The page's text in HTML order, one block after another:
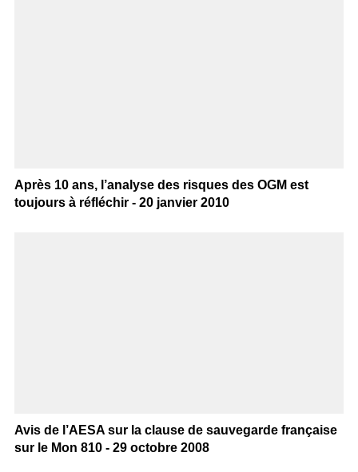
Après 10 ans, l’analyse des risques des OGM est
toujours à réfléchir - 20 janvier 2010
Avis de l’AESA sur la clause de sauvegarde française
sur le Mon 810 - 29 octobre 2008